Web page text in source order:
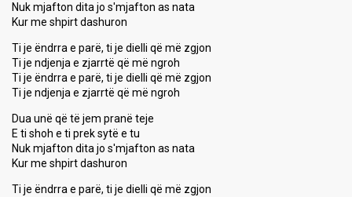
Nuk mjafton dita jo s'mjafton as nata
Kur me shpirt dashuron
Ti je ëndrra e parë, ti je dielli që më zgjon
Ti je ndjenja e zjarrtë që më ngroh
Ti je ëndrra e parë, ti je dielli që më zgjon
Ti je ndjenja e zjarrtë që më ngroh
Dua unë që të jem pranë teje
E ti shoh e ti prek sytë e tu
Nuk mjafton dita jo s'mjafton as nata
Kur me shpirt daѕhuron
Ti je ëndrra e parë, ti je dielli që më zgjon